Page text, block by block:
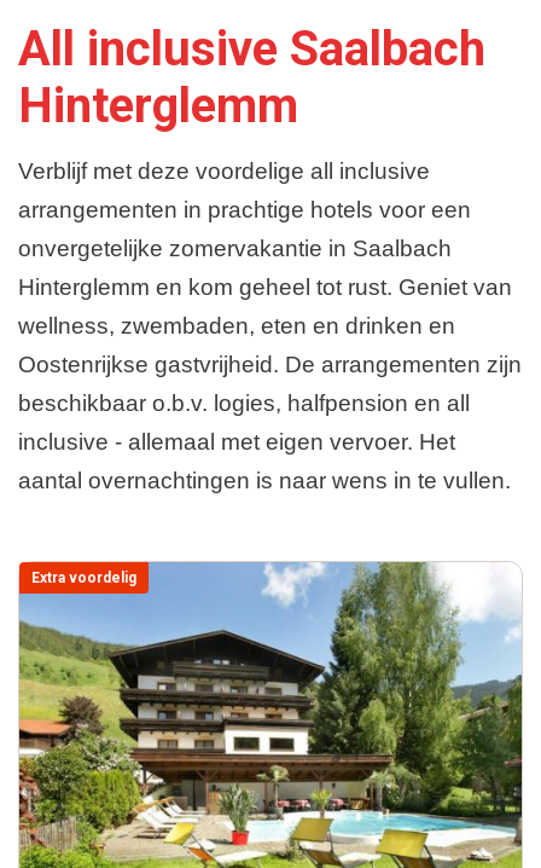
All inclusive Saalbach
Hinterglemm
Verblijf met deze voordelige all inclusive
arrangementen in prachtige hotels voor een
onvergetelijke zomervakantie in Saalbach
Hinterglemm en kom geheel tot rust. Geniet van
wellness, zwembaden, eten en drinken en
Oostenrijkse gastvrijheid. De arrangementen zijn
beschikbaar o.b.v. logies, halfpension en all
inclusive - allemaal met eigen vervoer. Het
aantal overnachtingen is naar wens in te vullen.
Extra voordelig